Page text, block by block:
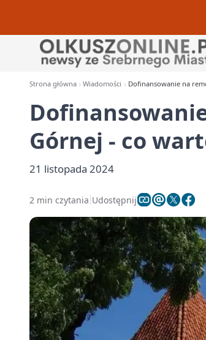
Strona główna Wiadomości Dofinansowanie na
Górnej - co
21 listopada 2024
2 min czytania Udostępnij